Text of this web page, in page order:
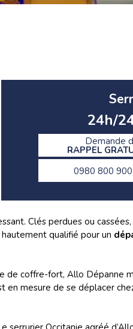
24h/
Demande
RAPPEL
0980 800 900
Clés perdues ou
qualifié pour un
de coffre-fort, Allo
en mesure de se déplacer